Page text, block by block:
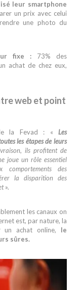
leur smartphone
un prix avec celui
une photo du
fixe :73% des
achat de chez eux,
web et point
la Fevad : « Les
les étapes de leurs
ils profitent de
joue un rôle essentiel
comportements des
la disparition des
».
les canaux on
est, par nature, la
un achat online, le
sûres.